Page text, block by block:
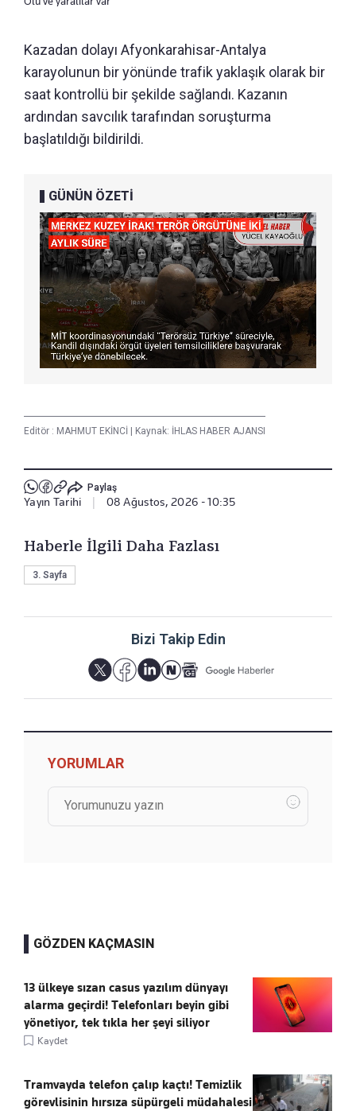
Kazadan dolayı Afyonkarahisar-Antalya
karayolunun bir yönünde trafik yaklaşık olarak bir
saat kontrollü bir şekilde sağlandı. Kazanın
ardından savcılık tarafından soruşturma
başlatıldığı bildirildi.
GÜNÜN ÖZETİ
Editör : MAHMUT EKİNCİ | Kaynak: İHLAS HABER AJANSI
Paylaş
Yayın Tarihi 08 Ağustos, 2026 - 10:35
Haberle İlgili Daha Fazlası
3. Sayfa
Bizi Takip Edin
YORUMLAR
GÖZDEN KAÇMASIN
13 ülkeye sızan casus yazılım dünyayı
alarma geçirdi! Telefonları beyin gibi
yönetiyor, tek tıkla her şeyi siliyor
Kaydet
Tramvayda telefon çalıp kaçtı! Temizlik
görevlisinin hırsıza süpürgeli müdahalesi